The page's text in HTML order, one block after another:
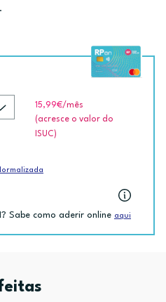
15,99€/mês
(acresce o valor do
ISUC)
Sabe como aderir online aqui